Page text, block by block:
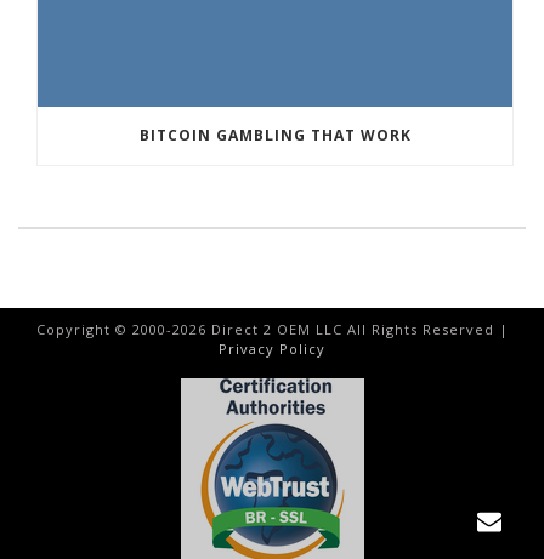
BITCOIN GAMBLING THAT WORK
Copyright © 2000-2026 Direct 2 OEM LLC All Rights Reserved |
Privacy Policy